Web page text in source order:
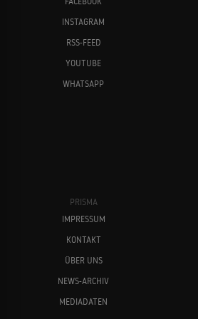
INSTAGRAM
RSS-FEED
YOUTUBE
WHATSAPP
PRISMA
IMPRESSUM
KONTAKT
ÜBER UNS
NEWS-ARCHIV
MEDIADATEN